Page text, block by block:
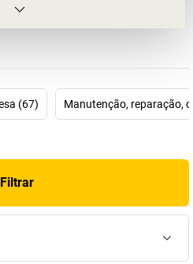
A fórmula especial garante uma
(67) Manutenção, reparação,
Filtrar